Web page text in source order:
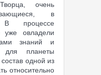
очень
в
В процессе
уже овладели
знаний и
для планеты
одной из
относительно